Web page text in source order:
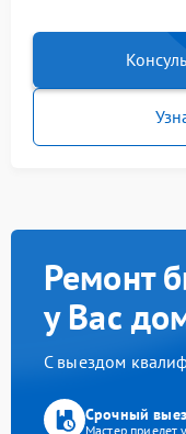
Ремонт
у Вас
С выездом
Срочный
Мастер приедет